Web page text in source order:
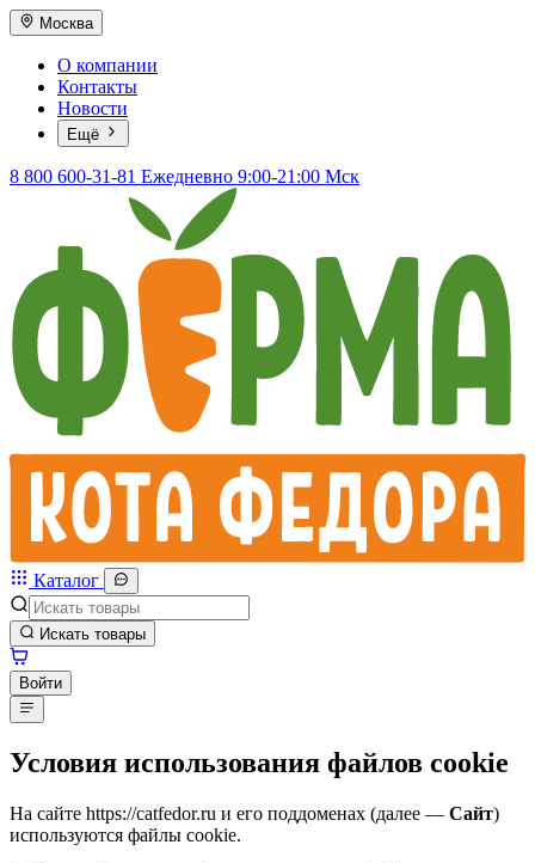
Москва
О компании
Контакты
Новости
Ещё
8 800 600-31-81 Ежедневно 9:00-21:00 Мск
Каталог
Искать товары
Войти
Условия использования файлов cookie
На сайте https://catfedor.ru и его поддоменах (далее — Сайт)
используются файлы cookie.